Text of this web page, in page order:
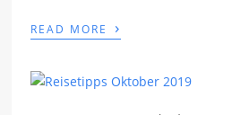
READ MORE ›